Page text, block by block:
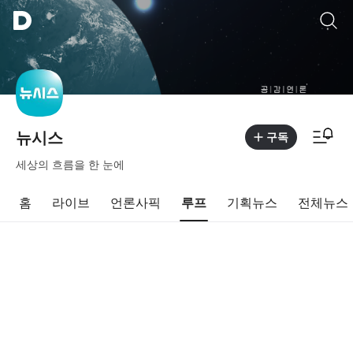
뉴시스 구독
세상의 흐름을 한 눈에
홈 라이브 언론사픽 루프 기획뉴스 전체뉴스